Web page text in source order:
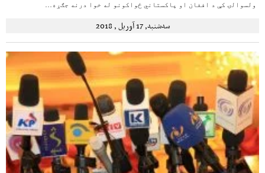
ولسوالۍ کې د افغان او پاکستاني ځواکونو له خوا درنه جګړه…
سه‌شنبه, 17 آوریل , 2018